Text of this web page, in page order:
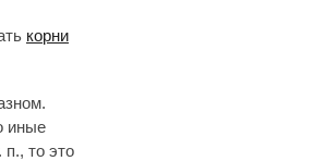
корни
иные
то это